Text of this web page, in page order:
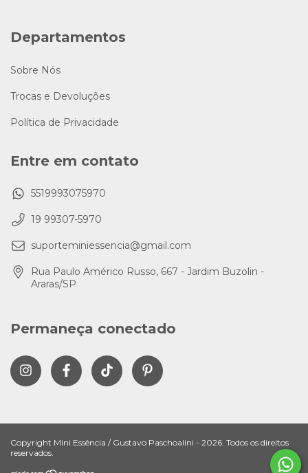
Departamentos
Sobre Nós
Trocas e Devoluções
Política de Privacidade
Entre em contato
5519993075970
19 99307-5970
suporteminiessencia@gmail.com
Rua Paulo Américo Russo, 667 - Jardim Buzolin -
Araras/SP
Permaneça conectado
Copyright Mini Essência / Gustavo Paschoalini - 2026. Todos os direitos
reservados.